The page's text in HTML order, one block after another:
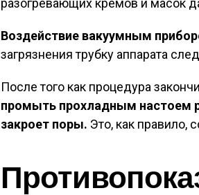
разогревающих кремов и масок
Воздействие вакуумным
загрязнения трубку аппарата
После того как процедура
промыть прохладным настоем
закроет поры. Это, как правило,